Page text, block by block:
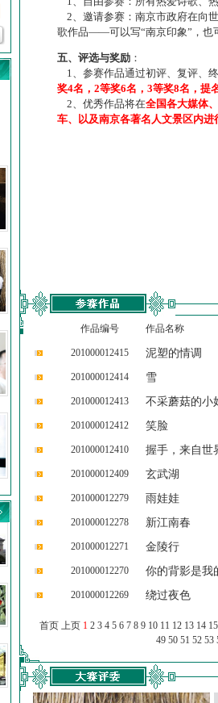
2、邀请参赛：南京市政府在向
歌作品——可以写“南京印象”，也
五、评选与奖励 ：
1、参赛作品通过初评、复评、
奖4名，2等奖6名，3等奖8名，提
2、优秀作品将在全国各大媒体
车、以及南京各著名人文景区内进
作品编号 作品名称
201000012415 泥塑的情调
201000012414 雪
201000012413 不采蘑菇的小
201000012412 笑脸
201000012410 握手，来自世
201000012409 玄武湖
201000012279 雨娃娃
201000012278 新江南春
201000012271 金陵行
201000012270 你的背影是我
201000012269 绕过夜色
首页 上页 1 2 3 4 5 6 7 8 9 10 11 12 13 14 15
49 50 51 52 53